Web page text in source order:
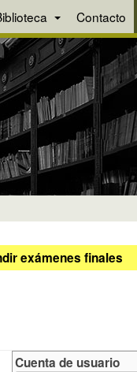
Contacto
exámenes finales
Cuenta de usuario